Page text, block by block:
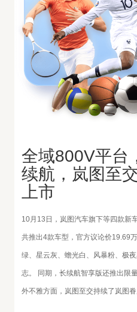
全域800V平台
续航，岚图至
上市
10月13日，岚图汽车旗下等四款新
共推出4款车型，官方议论价19.69
绿、星云灰、蟾光白、风暴粉、极
志。 同期，长续航智享版还推出限
外不雅方面，岚图至交持续了岚图